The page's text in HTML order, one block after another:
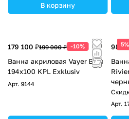
В корзину
179 100 ₽199 000 ₽ -10%
Ванна акриловая Vayer Beta
194x100 KPL Exklusiv
Арт. 9144
5%
98
Арт.